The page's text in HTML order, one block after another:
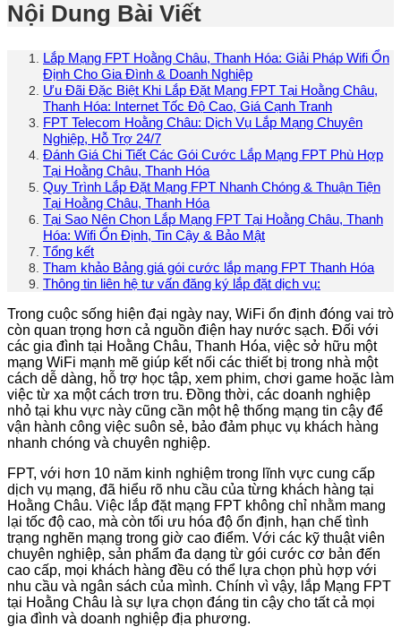
Nội Dung Bài Viết
Lắp Mạng FPT Hoằng Châu, Thanh Hóa: Giải Pháp Wifi Ổn
Định Cho Gia Đình & Doanh Nghiệp
Ưu Đãi Đặc Biệt Khi Lắp Đặt Mạng FPT Tại Hoằng Châu,
Thanh Hóa: Internet Tốc Độ Cao, Giá Cạnh Tranh
FPT Telecom Hoằng Châu: Dịch Vụ Lắp Mạng Chuyên
Nghiệp, Hỗ Trợ 24/7
Đánh Giá Chi Tiết Các Gói Cước Lắp Mạng FPT Phù Hợp
Tại Hoằng Châu, Thanh Hóa
Quy Trình Lắp Đặt Mạng FPT Nhanh Chóng & Thuận Tiện
Tại Hoằng Châu, Thanh Hóa
Tại Sao Nên Chọn Lắp Mạng FPT Tại Hoằng Châu, Thanh
Hóa: Wifi Ổn Định, Tin Cậy & Bảo Mật
Tổng kết
Tham khảo Bảng giá gói cước lắp mạng FPT Thanh Hóa
Thông tin liên hệ tư vấn đăng ký lắp đặt dịch vụ:
Trong cuộc sống hiện đại ngày nay, WiFi ổn định đóng vai trò
còn quan trọng hơn cả nguồn điện hay nước sạch. Đối với
các gia đình tại Hoằng Châu, Thanh Hóa, việc sở hữu một
mạng WiFi mạnh mẽ giúp kết nối các thiết bị trong nhà một
cách dễ dàng, hỗ trợ học tập, xem phim, chơi game hoặc làm
việc từ xa một cách trơn tru. Đồng thời, các doanh nghiệp
nhỏ tại khu vực này cũng cần một hệ thống mạng tin cậy để
vận hành công việc suôn sẻ, bảo đảm phục vụ khách hàng
nhanh chóng và chuyên nghiệp.
FPT, với hơn 10 năm kinh nghiệm trong lĩnh vực cung cấp
dịch vụ mạng, đã hiểu rõ nhu cầu của từng khách hàng tại
Hoằng Châu. Việc lắp đặt mạng FPT không chỉ nhằm mang
lại tốc độ cao, mà còn tối ưu hóa độ ổn định, hạn chế tình
trạng nghẽn mạng trong giờ cao điểm. Với các kỹ thuật viên
chuyên nghiệp, sản phẩm đa dạng từ gói cước cơ bản đến
cao cấp, mọi khách hàng đều có thể lựa chọn phù hợp với
nhu cầu và ngân sách của mình. Chính vì vậy, lắp Mạng FPT
tại Hoằng Châu là sự lựa chọn đáng tin cậy cho tất cả mọi
gia đình và doanh nghiệp địa phương.